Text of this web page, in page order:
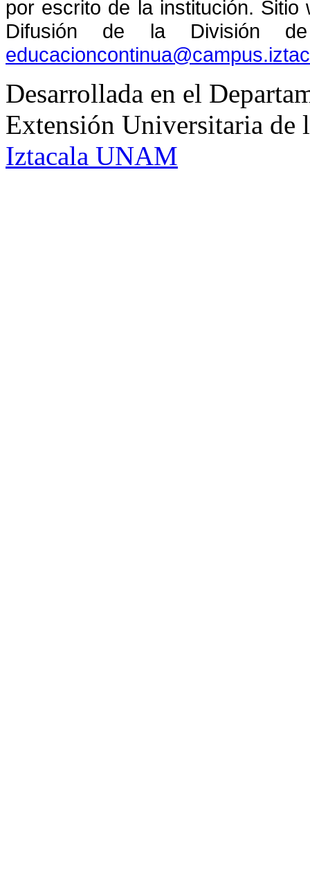
por escrito de la institución.
Difusión de la División
Desarrollada en el
Extensión Universitaria
Iztacala UNAM